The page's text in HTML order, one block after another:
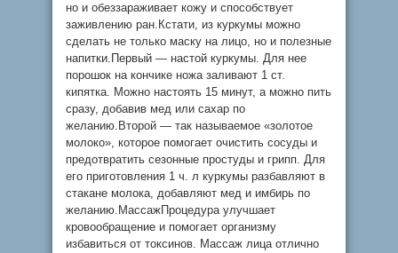
но и обеззараживает кожу и способствует
заживлению ран.Кстати, из куркумы можно
сделать не только маску на лицо, но и полезные
напитки.Первый — настой куркумы. Для нее
порошок на кончике ножа заливают 1 ст.
кипятка. Можно настоять 15 минут, а можно пить
сразу, добавив мед или сахар по
желанию.Второй — так называемое «золотое
молоко», которое помогает очистить сосуды и
предотвратить сезонные простуды и грипп. Для
его приготовления 1 ч. л куркумы разбавляют в
стакане молока, добавляют мед и имбирь по
желанию.МассажПроцедура улучшает
кровообращение и помогает организму
избавиться от токсинов. Массаж лица отлично